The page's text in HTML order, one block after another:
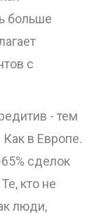
больше
с
- тем
в Европе.
сделок
кто не
люди,